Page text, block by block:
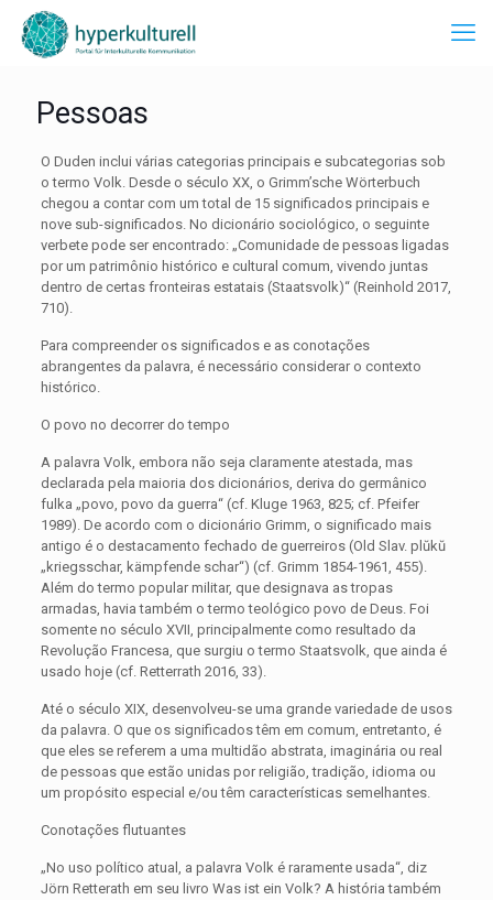
Pessoas
O Duden inclui várias categorias principais e subcategorias sob
o termo Volk. Desde o século XX, o Grimm’sche Wörterbuch
chegou a contar com um total de 15 significados principais e
nove sub-significados. No dicionário sociológico, o seguinte
verbete pode ser encontrado: „Comunidade de pessoas ligadas
por um patrimônio histórico e cultural comum, vivendo juntas
dentro de certas fronteiras estatais (Staatsvolk)“ (Reinhold 2017,
710).
Para compreender os significados e as conotações
abrangentes da palavra, é necessário considerar o contexto
histórico.
O povo no decorrer do tempo
A palavra Volk, embora não seja claramente atestada, mas
declarada pela maioria dos dicionários, deriva do germânico
fulka „povo, povo da guerra“ (cf. Kluge 1963, 825; cf. Pfeifer
1989). De acordo com o dicionário Grimm, o significado mais
antigo é o destacamento fechado de guerreiros (Old Slav. plŭkŭ
„kriegsschar, kämpfende schar“) (cf. Grimm 1854-1961, 455).
Além do termo popular militar, que designava as tropas
armadas, havia também o termo teológico povo de Deus. Foi
somente no século XVII, principalmente como resultado da
Revolução Francesa, que surgiu o termo Staatsvolk, que ainda é
usado hoje (cf. Retterrath 2016, 33).
Até o século XIX, desenvolveu-se uma grande variedade de usos
da palavra. O que os significados têm em comum, entretanto, é
que eles se referem a uma multidão abstrata, imaginária ou real
de pessoas que estão unidas por religião, tradição, idioma ou
um propósito especial e/ou têm características semelhantes.
Conotações flutuantes
„No uso político atual, a palavra Volk é raramente usada“, diz
Jörn Retterath em seu livro Was ist ein Volk? A história também